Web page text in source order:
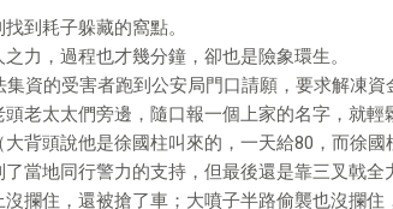
到耗子躲藏的窩點。
力，過程也才幾分鐘，卻也是險象環生。
資的受害者跑到公安局門口請願，要求解凍資
老太太們旁邊，隨口報一個上家的名字，就輕
背頭說他是徐國柱叫來的，一天給80，而徐國
當地同行警力的支持，但最後還是靠三叉戟全
攔住，還被搶了車；大噴子半路偷襲也沒攔住